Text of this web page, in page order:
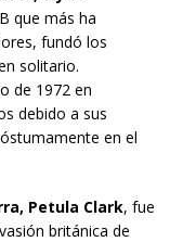
que más ha
fundó los
solitario.
de 1972 en
debido a sus
en el
Petula Clark, fue
británica de